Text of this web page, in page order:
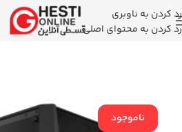
رد کردن به ناوبری
رد کردن به محتوای اصلی
ناموجود